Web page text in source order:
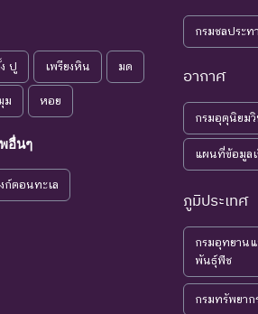
วโน้มใกล้
ชนิดพันธุ์ที่เข้าสู่ภาวะใกล้สู
น้อย (LR)
กล้ถูกคุกคาม ชนิดพันธุ์ที่มีแนวโน้มอาจถูก
ป็นกังวลน้อย
ด
ชนิดพันธุ์ที่ยังไม่อยู่ในภาวะถู
ชนิดพันธุ์ที่มีข้อมูลไม่เพียงพอ
จัดหาความรู้เพิ่มเติมจากการ
นิดพันธุ์ที่ยังไม่มีการพิจารณาการประเมินสถา
ปู เพรียงหิน มด
ม หอย
อื่นๆ
ก์ตอนทะเล
กรมชลประท
อากาศ
กรมอุตุนิยมวิ
แผนที่ข้อมูลเ
ภูมิประเทศ
กรมอุทยาน
พันธุ์พืช
กรมทรัพยาก